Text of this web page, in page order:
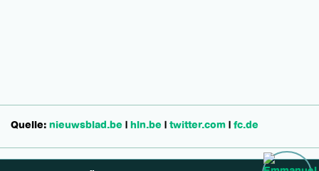
Quelle: nieuwsblad.be hln.be twitter.com fc.de